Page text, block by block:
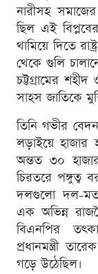
নারীসহ
ছিল এই
থামিয়ে দিতে
থেকে গুলি
চট্টগ্রামের
সাহস জাতিকে
তিনি গভীর
লড়াইয়ে হাজার
অন্তত ৩০
চিরতরে পঙ্গুত্ব
দলগুলো দল-মত
এক অভিন্ন
বিএনপির
প্রধানমন্ত্রী
গড়ে উঠেছিল।